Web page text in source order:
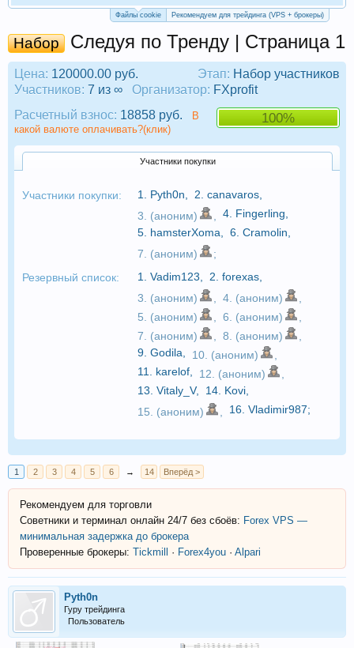
Файлы cookie Рекомендуем для трейдинга (VPS + брокеры)
Набор Следуя по Тренду | Страница 1
Этап: Набор участников
Цена: 120000.00 руб.
Участников: 7 из ∞ Организатор: FXprofit
100%
Расчетный взнос: 18858 руб.
В
какой валюте оплачивать?(клик)
Участники покупки
Участники покупки: 1. Pyth0n 2. canavaros
3. (аноним)
4. Fingerling
5. hamsterXoma 6. Cramolin
7. (аноним)
;
Резервный список:
1. Vadim123 2. forexas
3. (аноним)
4. (аноним)
5. (аноним)
6. (аноним)
7. (аноним)
8. (аноним)
9. Godila 10. (аноним)
11. karelof 12. (аноним)
13. Vitaly_V, 14. Kovi
15. (аноним)
16. Vladimir987;
1 2 3 4 5 6 → 14 Вперёд >
Рекомендуем для торговли
Советники и терминал онлайн 24/7 без сбоёв: Forex VPS —
минимальная задержка до брокера
Проверенные брокеры: Tickmill · Forex4you · Alpari
Pyth0n
Гуру трейдинга
Пользователь